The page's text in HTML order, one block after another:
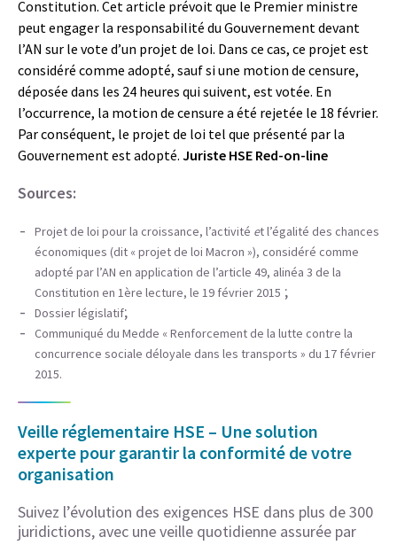
Constitution. Cet article prévoit que le Premier ministre
peut engager la responsabilité du Gouvernement devant
l’AN sur le vote d’un projet de loi. Dans ce cas, ce projet est
considéré comme adopté, sauf si une motion de censure,
déposée dans les 24 heures qui suivent, est votée. En
l’occurrence, la motion de censure a été rejetée le 18 février.
Par conséquent, le projet de loi tel que présenté par la
Gouvernement est adopté. Juriste HSE Red-on-line
Sources:
Projet de loi pour la croissance, l’activité et l’égalité des chances
économiques (dit « projet de loi Macron »), considéré comme
adopté par l’AN en application de l’article 49, alinéa 3 de la
Constitution en 1ère lecture, le 19 février 2015 ;
Dossier législatif;
Communiqué du Medde « Renforcement de la lutte contre la
concurrence sociale déloyale dans les transports » du 17 février
2015.
Veille réglementaire HSE – Une solution
experte pour garantir la conformité de votre
organisation
Suivez l’évolution des exigences HSE dans plus de 300
juridictions, avec une veille quotidienne assurée par